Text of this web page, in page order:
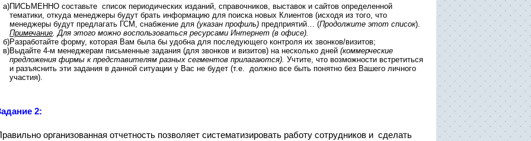
а)ПИСЬМЕННО составьте список периодических изданий, справочников, выставок и сайтов определенной
тематики, откуда менеджеры будут брать информацию для поиска новых Клиентов (исходя из того, что
менеджеры будут предлагать ГСМ, снабжение для (указан профиль) предприятий… (Продолжите этот список).
Примечание. Для этого можно воспользоваться ресурсами Интернет (в офисе).
б)Разработайте форму, которая Вам была бы удобна для последующего контроля их звонков/визитов;
в)Выдайте 4-м менеджерам письменные задания (для звонков и визитов) на несколько дней (коммерческие
предложения фирмы к представителям разных сегментов прилагаются). Учтите, что возможности встретиться
и разъяснить эти задания в данной ситуации у Вас не будет (т.е. должно все быть понятно без Вашего личного
участия).
2:
организованная отчетность позволяет систематизировать работу сотрудников и сделать